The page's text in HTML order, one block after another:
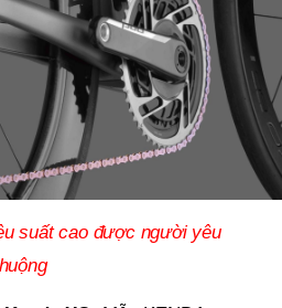
suất cao được người yêu